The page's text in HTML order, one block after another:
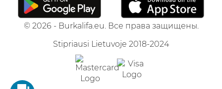
© 2026 - Burkalifa.eu. Все права защищены.
Stipriausi Lietuvoje 2018-2024